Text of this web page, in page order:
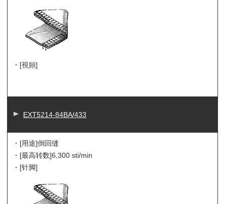
・[視頻]
EXT5214-84BA/433
・[用途]倒回缝
・[最高转数]6,300 sti/min
・[针脚]